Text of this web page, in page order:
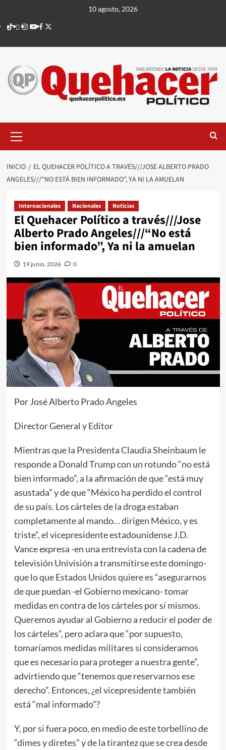
contenido
10 agosto, 2026
TikTok
threads
Instagram
Youtube
Facebook
X
principal
INICIO
EL QUEHACER POLÍTICO A TRAVÉS///JOSE ALBERTO PRADO
ANGELES///“NO ESTÁ BIEN INFORMADO”, YA NI LA AMUELAN
Internacionales Nacionales Noticias
El Quehacer Político a través///Jose
Alberto Prado Angeles///“No está
bien informado”, Ya ni la amuelan
19 junio, 2026 0
Por José Alberto Prado Angeles
Director General y Editor
Mientras que la Presidenta Claudia Sheinbaum le
responde a Donald Trump con un rotundo “no está
bien informado”, a la afirmación de que “está muy
asustada” y de que “México ha perdido el control
de su país. Los cárteles de la droga estaban
completamente al mando… dirigen México, y es
triste”, el vicepresidente estadounidense J.D.
Vance expresa -en una entrevista con la cadena de
televisión Univisión a transmitirse este domingo-
que lo que Estados Unidos quiere es “asegurarnos
de que puedan -el Gobierno mexicano- tomar
medidas en contra de los cárteles por sí mismos.
Queremos ayudar al Gobierno a reducir el poder de
los cárteles”, pero aclara que “por supuesto,
tomaríamos medidas militares si consideramos
que es necesario para proteger a nuestra gente”,
advirtiendo que “tenemos que reservarnos ese
derecho”. Entonces, ¿el vicepresidente también
está “mal informado”?
Y, por si fuera poco, en medio de este torbellino de
“dimes y diretes” y de la tirantez que se crea desde